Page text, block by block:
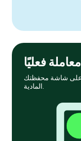
على شاشة محفظتك